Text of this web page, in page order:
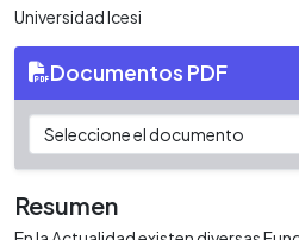
Universidad Icesi
Documentos PDF
Resumen